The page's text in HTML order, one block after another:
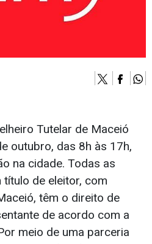
Tutelar de Maceió
outubro, das 8h às 17h,
na cidade. Todas as
de eleitor, com
têm o direito de
de acordo com a
meio de uma parceria